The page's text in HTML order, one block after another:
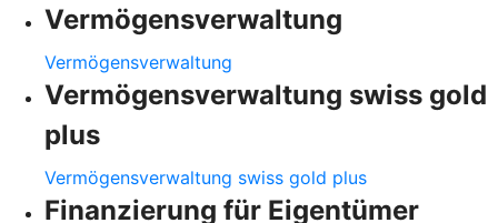
Vermögensverwaltung
Vermögensverwaltung
Vermögensverwaltung swiss gold
plus
Vermögensverwaltung swiss gold plus
Finanzierung für Eigentümer